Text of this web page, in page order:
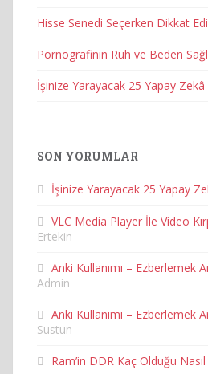
Hisse Senedi Seçerken Dikkat
Pornografinin Ruh ve Beden
İşinize Yarayacak 25 Yapay Zekâ
SON YORUMLAR
İşinize Yarayacak 25 Yapay
VLC Media Player İle Video
Ertekin
Anki Kullanımı – Ezberlemek
Admin
Anki Kullanımı – Ezberlemek
Sustun
Ram’in DDR Kaç Olduğu Nasıl